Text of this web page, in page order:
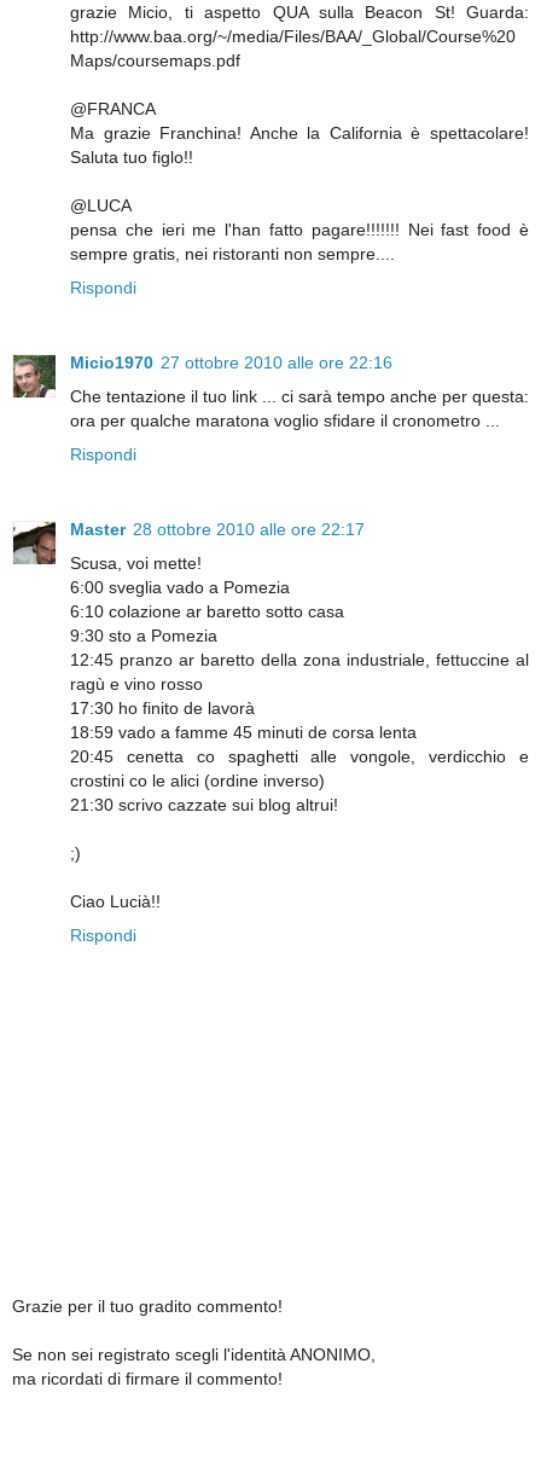
grazie Micio, ti aspetto QUA sulla Beacon St! Guarda:
http://www.baa.org/~/media/Files/BAA/_Global/Course%20
Maps/coursemaps.pdf
@FRANCA
Ma grazie Franchina! Anche la California è spettacolare!
Saluta tuo figlo!!
@LUCA
pensa che ieri me l'han fatto pagare!!!!!!! Nei fast food è
sempre gratis, nei ristoranti non sempre....
Rispondi
Micio1970 27 ottobre 2010 alle ore 22:16
Che tentazione il tuo link ... ci sarà tempo anche per questa:
ora per qualche maratona voglio sfidare il cronometro ...
Rispondi
Master 28 ottobre 2010 alle ore 22:17
Scusa, voi mette!
6:00 sveglia vado a Pomezia
6:10 colazione ar baretto sotto casa
9:30 sto a Pomezia
12:45 pranzo ar baretto della zona industriale, fettuccine al
ragù e vino rosso
17:30 ho finito de lavorà
18:59 vado a famme 45 minuti de corsa lenta
20:45 cenetta co spaghetti alle vongole, verdicchio e
crostini co le alici (ordine inverso)
21:30 scrivo cazzate sui blog altrui!
;)
Ciao Lucià!!
Rispondi
Grazie per il tuo gradito commento!
Se non sei registrato scegli l'identità ANONIMO,
ma ricordati di firmare il commento!